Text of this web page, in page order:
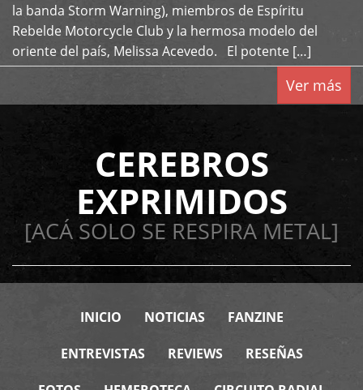
la banda Storm Warning), miembros de Espíritu
Rebelde Motorcycle Club y la hermosa modelo del
oriente del país, Melissa Acevedo. El potente […]
Ver más
CEREBROS
EXPRIMIDOS
[ACÁ SOLO SE RESPIRA METAL]
INICIO NOTICIAS FANZINE
ENTREVISTAS REVIEWS RESEÑAS